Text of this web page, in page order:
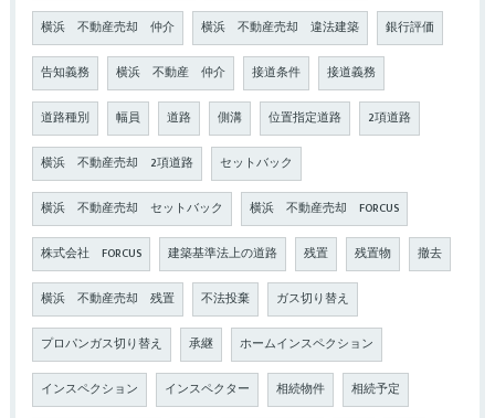
横浜 不動産売却 仲介 横浜 不動産売却 違法建築 銀行評価
告知義務 横浜 不動産 仲介 接道条件 接道義務
道路種別 幅員 道路 側溝 位置指定道路 2項道路
横浜 不動産売却 2項道路 セットバック
横浜 不動産売却 セットバック 横浜 不動産売却 FORCUS
株式会社 FORCUS 建築基準法上の道路 残置 残置物 撤去
横浜 不動産売却 残置 不法投棄 ガス切り替え
プロパンガス切り替え 承継 ホームインスペクション
インスペクション インスペクター 相続物件 相続予定